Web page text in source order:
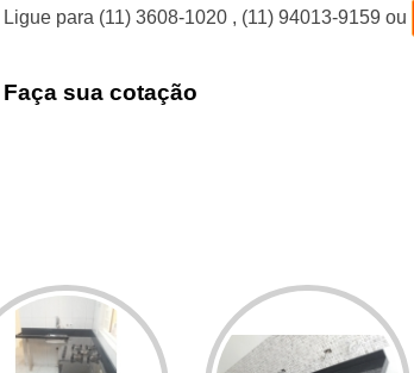
Ligue para (11) 3608-1020 , (11) 94013-9159 ou
Faça sua cotação